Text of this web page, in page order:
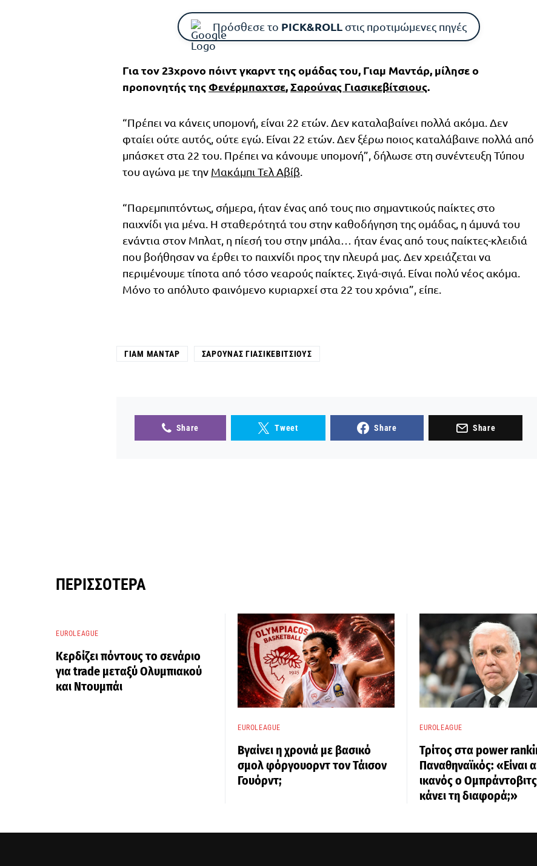
Πρόσθεσε το PICK&ROLLστις προτιμώμενες πηγές
Για τον 23χρονο πόιντ γκαρντ της ομάδας του, Γιαμ Μαντάρ, μίλησε ο
προπονητής τηςΦενέρμπαχτσε,Σαρούνας Γιασικεβίτσιους.
“Πρέπει να κάνεις υπομονή, είναι 22 ετών. Δεν καταλαβαίνει πολλά ακόμα. Δεν
φταίει ούτε αυτός, ούτε εγώ. Είναι 22 ετών. Δεν ξέρω ποιος καταλάβαινε πολλά από
μπάσκετ στα 22 του. Πρέπει να κάνουμε υπομονή”, δήλωσε στη συνέντευξη Τύπου
του αγώνα με την Μακάμπι Τελ Αβίβ.
“Παρεμπιπτόντως, σήμερα, ήταν ένας από τους πιο σημαντικούς παίκτες στο
παιχνίδι για μένα. Η σταθερότητά του στην καθοδήγηση της ομάδας, η άμυνά του
ενάντια στον Μπλατ, η πίεσή του στην μπάλα… ήταν ένας από τους παίκτες-κλειδιά
που βοήθησαν να έρθει το παιχνίδι προς την πλευρά μας. Δεν χρειάζεται να
περιμένουμε τίποτα από τόσο νεαρούς παίκτες. Σιγά-σιγά. Είναι πολύ νέος ακόμα.
Μόνο το απόλυτο φαινόμενο κυριαρχεί στα 22 του χρόνια”, είπε.
ΓΙΑΜ ΜΑΝΤΆΡ ΣΑΡΟΎΝΑΣ ΓΙΑΣΙΚΕΒΊΤΣΙΟΥΣ
Share Tweet Share Share
ΠΕΡΙΣΣΌΤΕΡΑ
EUROLEAGUE
Κερδίζει πόντους το σενάριο
για trade μεταξύ Ολυμπιακού
και Ντουμπάι
EUROLEAGUE
Βγαίνει η χρονιά με βασικό
σμολ φόργουορντ τον Τάισον
Γουόρντ;
EUROLEAGUE
Τρίτος στα power
Παναθηναϊκός: «Είναι
ικανός ο
κάνει τη διαφορά;»